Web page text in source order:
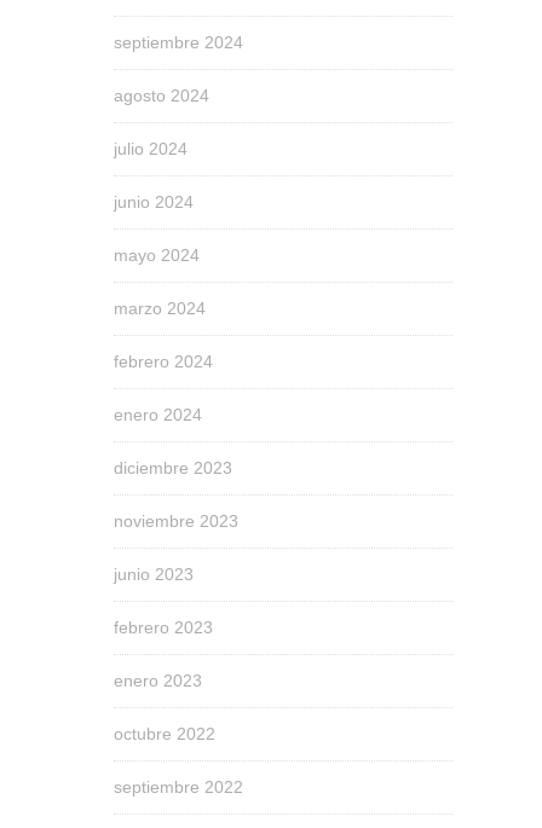
septiembre 2024
agosto 2024
julio 2024
junio 2024
mayo 2024
marzo 2024
febrero 2024
enero 2024
diciembre 2023
noviembre 2023
junio 2023
febrero 2023
enero 2023
octubre 2022
septiembre 2022